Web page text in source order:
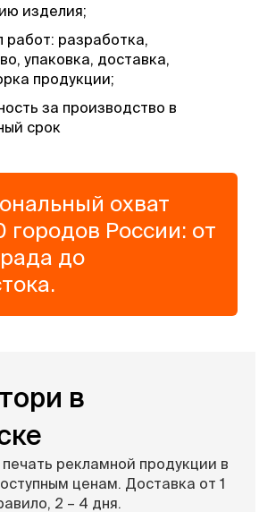
охват
городов России: от
до
изделия;
работ: разработка,
упаковка, доставка,
продукции;
за производство в
срок
в
рекламной продукции в
ценам. Доставка от 1
2 – 4 дня.